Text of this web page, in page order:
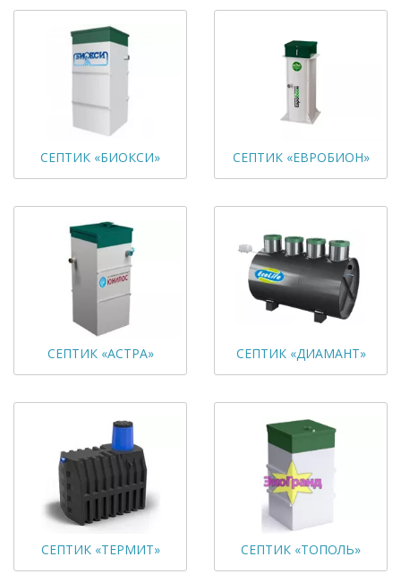
СЕПТИК «БИОКСИ» СЕПТИК «ЕВРОБИОН»
СЕПТИК «АСТРА» СЕПТИК «ДИАМАНТ»
СЕПТИК «ТЕРМИТ» СЕПТИК «ТОПОЛЬ»